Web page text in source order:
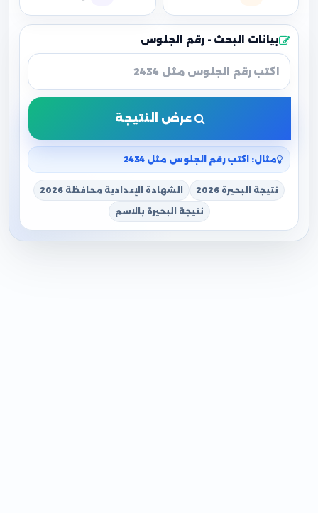
بيانات البحث - رقم الجلوس
عرض النتيجة
مثال: اكتب رقم الجلوس مثل 2434
نتيجة البحيرة 2026 الشهادة الإعدادية محافظة 2026
نتيجة البحيرة بالاسم